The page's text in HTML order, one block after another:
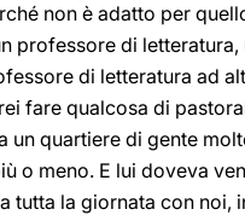
non è adatto per
professore di
di letteratura ad
fare qualcosa di
quartiere di gente
meno. E lui doveva
la giornata con noi,